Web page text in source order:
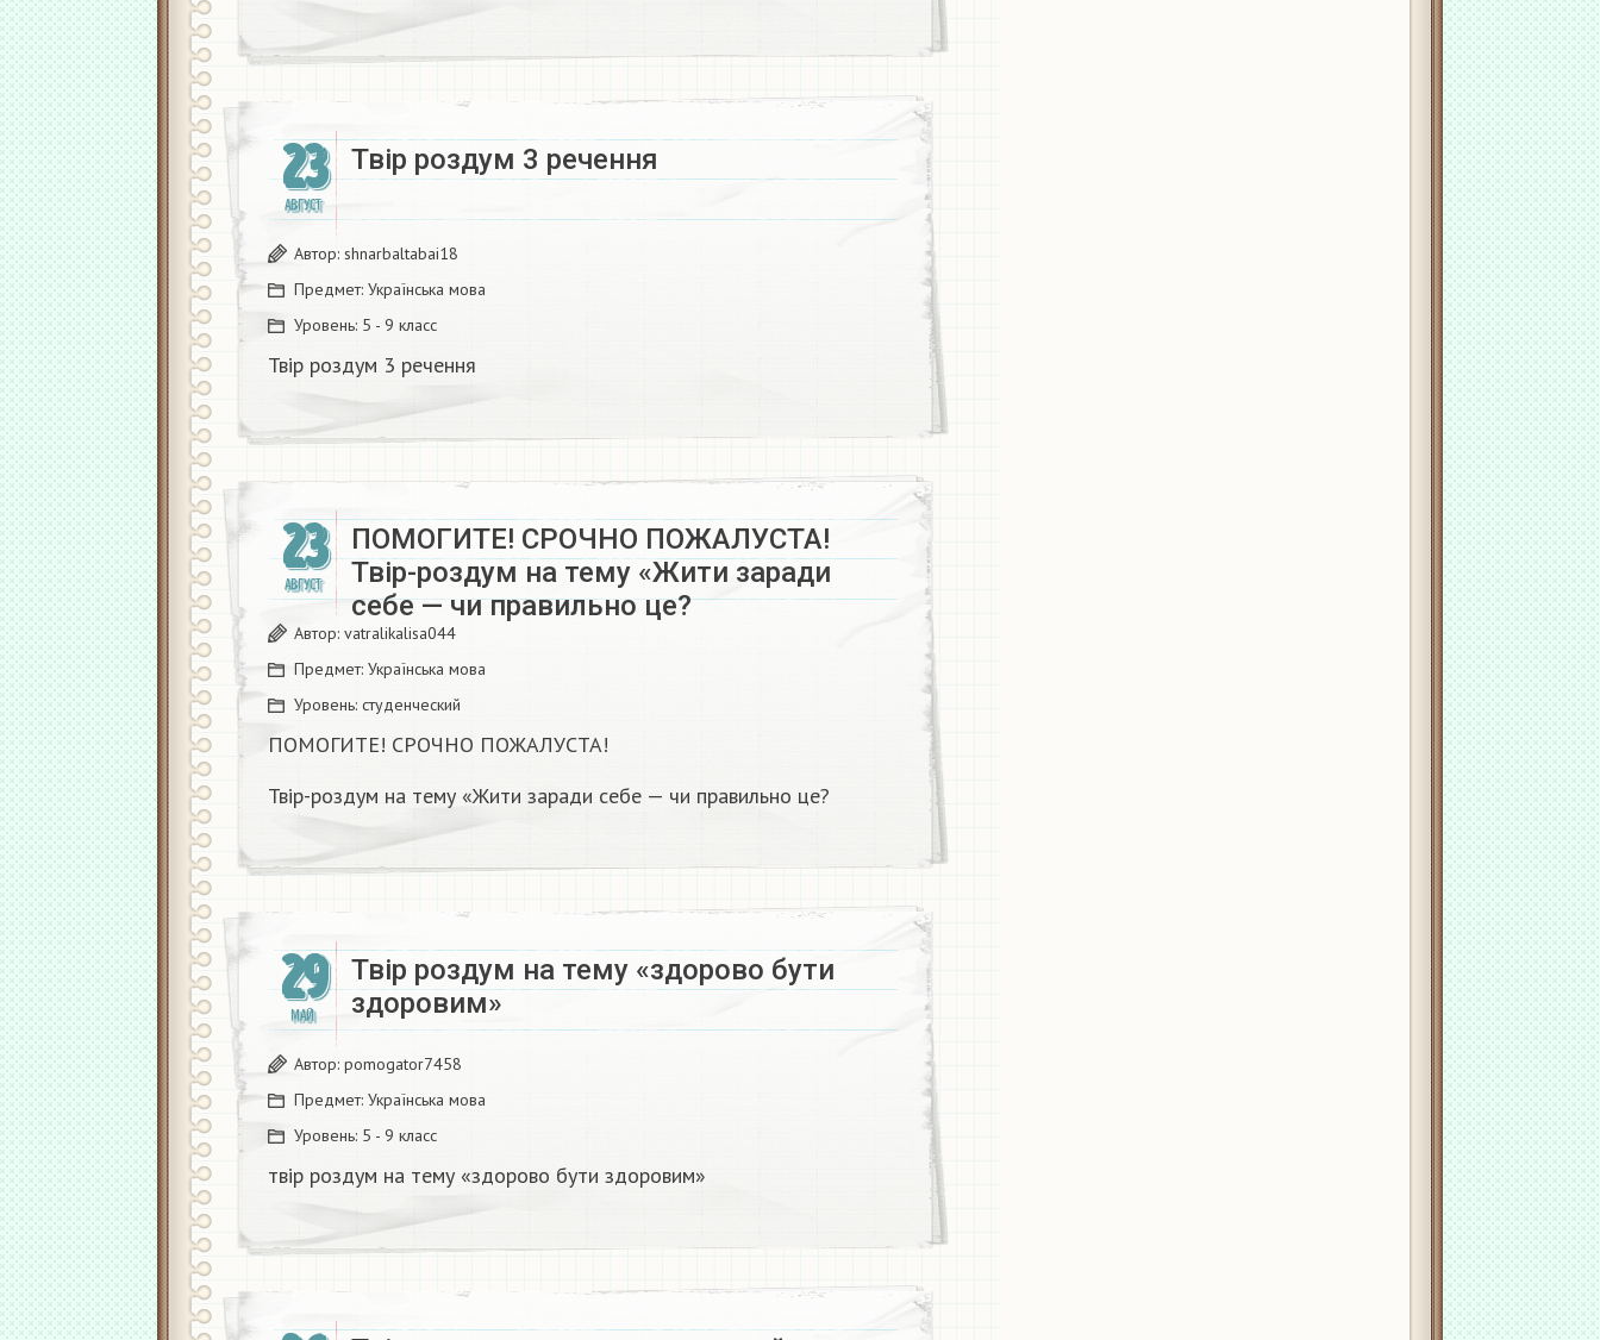
23
АВГУСТ
Твір роздум 3 речення
Автор: shnarbaltabai18
Предмет: Українська мова
Уровень: 5 - 9 класс
Твір роздум 3 речення
23
АВГУСТ
ПОМОГИТЕ! СРОЧНО ПОЖАЛУСТА!
Твір-роздум на тему «Жити заради
себе — чи правильно це?​
Автор: vatralikalisa044
Предмет: Українська мова
Уровень: студенческий
ПОМОГИТЕ! СРОЧНО ПОЖАЛУСТА!
Твір-роздум на тему «Жити заради себе — чи правильно це?​
29
МАЙ
Твір роздум на тему «здорово бути
здоровим»​
Автор: pomogator7458
Предмет: Українська мова
Уровень: 5 - 9 класс
твір роздум на тему «здорово бути здоровим»​